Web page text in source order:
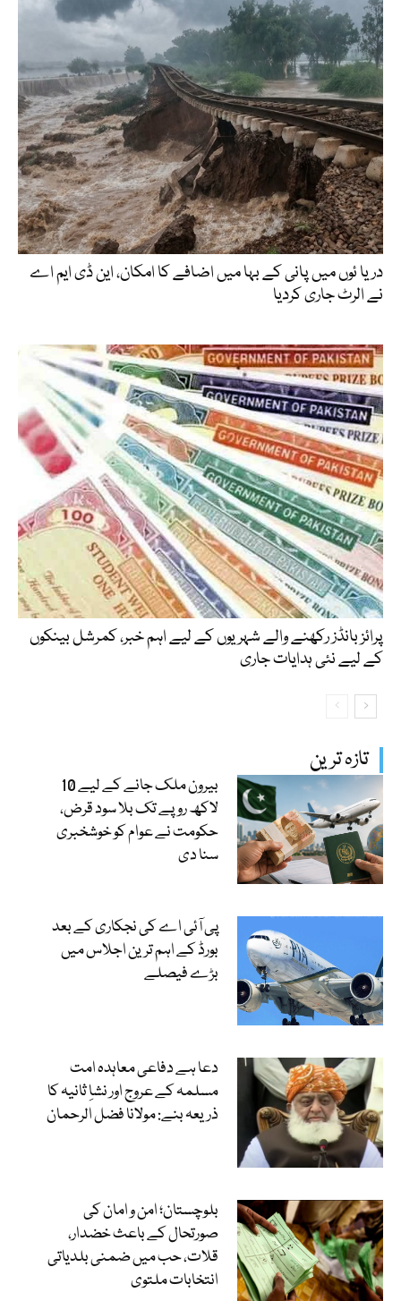
تازہ ترین
بیرون ملک جانے کے لیے 10
لاکھ روپے تک بلا سود قرض،
حکومت نے عوام کو خوشخبری
سنا دی
پی آئی اے کی نجکاری کے بعد
بورڈ کے اہم ترین اجلاس میں
بڑے فیصلے
دعا ہے دفاعی معاہدہ امت
مسلمہ کے عروج اور نشاِ ثانیہ کا
ذریعہ بنے: مولانا فضل الرحمان
بلوچستان؛ امن و امان کی
صورتحال کے باعث خضدار،
قلات، حب میں ضمنی بلدیاتی
انتخابات ملتوی
دریا ئوں میں پانی کے بہا میں اضافے کا امکان، این ڈی ایم اے
نے الرٹ جاری کردیا
پرائز بانڈز رکھنے والے شہریوں کے لیے اہم خبر، کمرشل بینکوں
کے لیے نئی ہدایات جاری